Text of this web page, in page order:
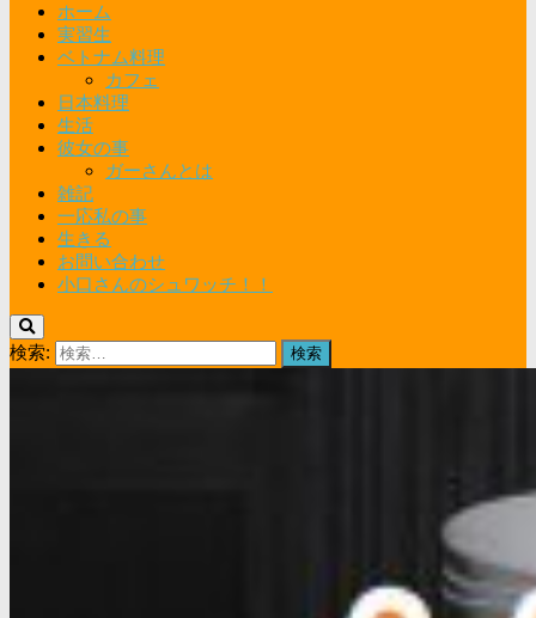
ホーム
実習生
ベトナム料理
カフェ
日本料理
生活
彼女の事
ガーさんとは
雑記
一応私の事
生きる
お問い合わせ
小口さんのシュワッチ！！
検索: